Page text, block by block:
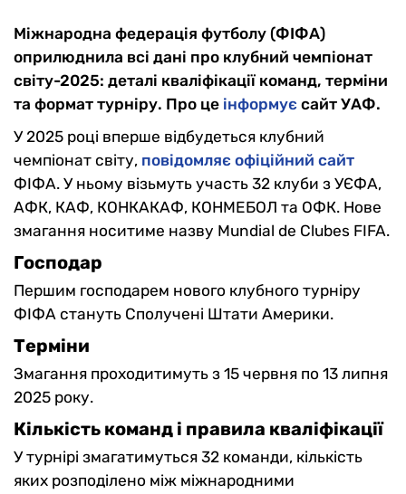
Міжнародна федерація футболу (ФІФА)
оприлюднила всі дані про клубний чемпіонат
світу-2025: деталі кваліфікації команд, терміни
та формат турніру. Про це інформує сайт УАФ.
У 2025 році вперше відбудеться клубний
чемпіонат світу, повідомляє офіційний сайт
ФІФА. У ньому візьмуть участь 32 клуби з УЄФА,
АФК, КАФ, КОНКАКАФ, КОНМЕБОЛ та ОФК. Нове
змагання носитиме назву Mundial de Clubes FIFA.
Господар
Першим господарем нового клубного турніру
ФІФА стануть Сполучені Штати Америки.
Терміни
Змагання проходитимуть з 15 червня по 13 липня
2025 року.
Кількість команд і правила кваліфікації
У турнірі змагатимуться 32 команди, кількість
яких розподілено між міжнародними